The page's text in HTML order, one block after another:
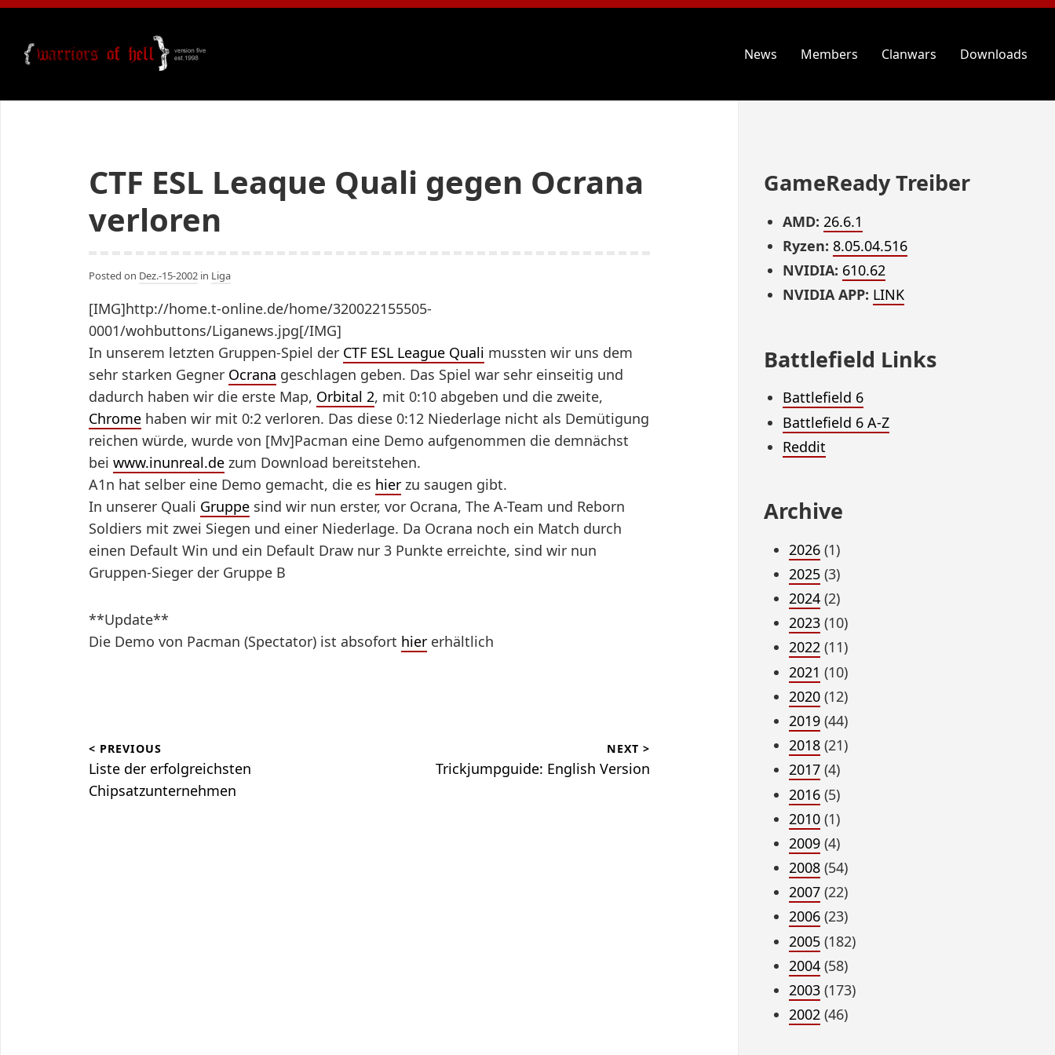
News Members Clanwars Downloads
CTF ESL Leaque Quali gegen Ocrana
verloren
Posted on Dez.-15-2002 in Liga
[IMG]http://home.t-online.de/home/320022155505-
0001/wohbuttons/Liganews.jpg[/IMG]
In unserem letzten Gruppen-Spiel der CTF ESL League Quali mussten wir uns dem
sehr starken Gegner Ocrana geschlagen geben. Das Spiel war sehr einseitig und
dadurch haben wir die erste Map, Orbital 2, mit 0:10 abgeben und die zweite,
Chrome haben wir mit 0:2 verloren. Das diese 0:12 Niederlage nicht als Demütigung
reichen würde, wurde von [Mv]Pacman eine Demo aufgenommen die demnächst
bei www.inunreal.de zum Download bereitstehen.
A1n hat selber eine Demo gemacht, die es hier zu saugen gibt.
In unserer Quali Gruppe sind wir nun erster, vor Ocrana, The A-Team und Reborn
Soldiers mit zwei Siegen und einer Niederlage. Da Ocrana noch ein Match durch
einen Default Win und ein Default Draw nur 3 Punkte erreichte, sind wir nun
Gruppen-Sieger der Gruppe B
**Update**
Die Demo von Pacman (Spectator) ist absofort hier erhältlich
< PREVIOUS
Liste der erfolgreichsten
Chipsatzunternehmen
NEXT >
Trickjumpguide: English Version
GameReady Treiber
AMD: 26.6.1
Ryzen: 8.05.04.516
NVIDIA: 610.62
NVIDIA APP: LINK
Battlefield Links
Battlefield 6
Battlefield 6 A-Z
Reddit
Archive
2026(1)
2025(3)
2024(2)
2023(10)
2022(11)
2021 (10)
2020(12)
2019(44)
2018(21)
2017(4)
2016(5)
2010(1)
2009(4)
2008(54)
2007(22)
2006(23)
2005(182)
2004(58)
2003(173)
2002(46)